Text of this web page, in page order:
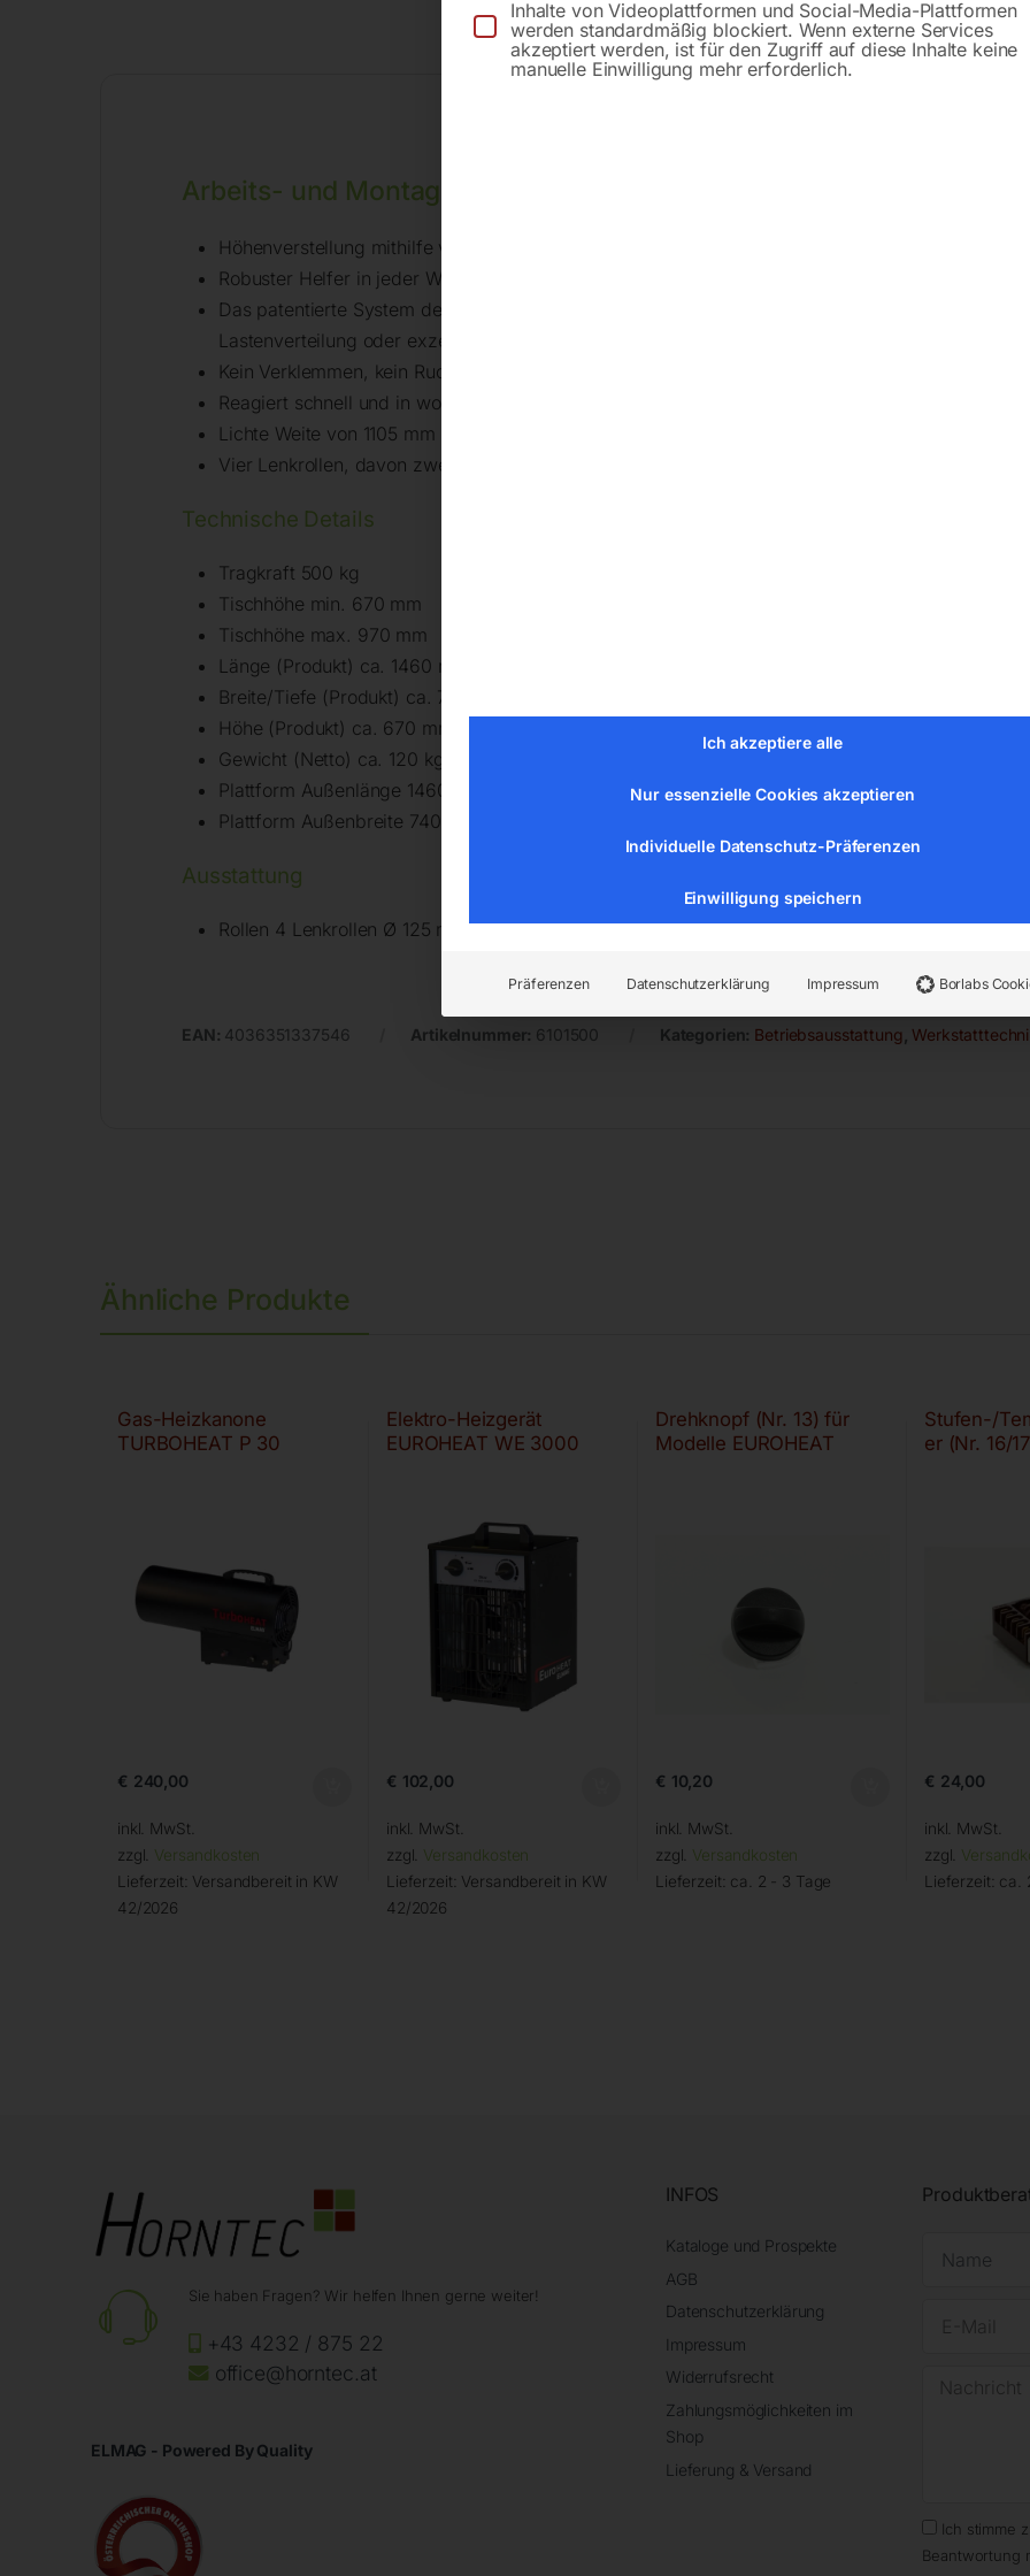
Beschreibung Produktsicherheit
Arbeits- und Montagetisch AMT 500
Höhenverstellung mithilfe von Fußhydraulik
Robuster Helfer in jeder Werkstatt und Arbeitsumgebung
Das patentierte System der Höhenverstellung sorgt für eine gleichmäßige und stufenlose
Lastenverteilung oder exzentrischen Beladung
Kein Verklemmen, kein Ruckeln
Reagiert schnell und in wohl dosierter Geschwindigkeit
Lichte Weite von 1105 mm zwischen den Hubsäulen
Vier Lenkrollen, davon zwei mit Bremse
Technische Details
Tragkraft 500 kg
Tischhöhe min. 670 mm
Tischhöhe max. 970 mm
Länge (Produkt) ca. 1460 mm
Breite/Tiefe (Produkt) ca. 740 mm
Höhe (Produkt) ca. 670 mm
Gewicht (Netto) ca. 120 kg
Plattform Außenlänge 1460 mm
Plattform Außenbreite 740 mm
Ausstattung
Rollen 4 Lenkrollen Ø 125 mm, 2 mit Feststellbremse
EAN: 4036351337546 Artikelnummer: 6101500 Kategorien: Betriebsausstattung
Ähnliche Produkte
Gas-Heizkanone
TURBOHEAT P 30
€ 240,00
inkl. MwSt.
zzgl. Versandkosten
Lieferzeit: Versandbereit in KW
42/2026
Elektro-Heizgerät
EUROHEAT WE 3000
€ 102,00
inkl. MwSt.
zzgl. Versandkosten
Lieferzeit: Versandbereit in KW
42/2026
Drehknopf (Nr. 13) für
Modelle EUROHEAT
€ 10,20
inkl. MwSt.
zzgl. Versandkosten
Lieferzeit: ca. 2 - 3 Tage
Stufen-/
er (Nr. 16/
€ 24,00
inkl. MwSt.
zzgl.
Lieferzeit: ca.
Sie haben Fragen? Wir helfen Ihnen gerne weiter!
+43 4232 / 875 22
office@horntec.at
ELMAG - Powered By Quality
INFOS
Kataloge und Prospekte
AGB
Datenschutzerklärung
Impressum
Widerrufsrecht
Zahlungsmöglichkeiten im
Shop
Lieferung & Versand
Ich stimme
Beantwortung
Inhalte von Videoplattformen und Social-Media-Plattformen
werden standardmäßig blockiert. Wenn externe Services
akzeptiert werden, ist für den Zugriff auf diese Inhalte keine
manuelle Einwilligung mehr erforderlich.
Ich akzeptiere alle
Nur essenzielle Cookies akzeptieren
Individuelle Datenschutz-Präferenzen
Einwilligung speichern
Präferenzen Datenschutzerklärung Impressum Borlabs